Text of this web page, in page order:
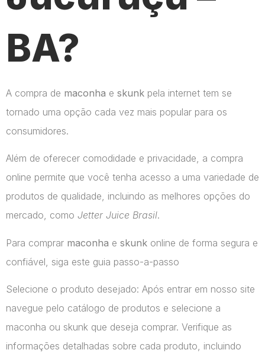
BA?
A compra de maconha e skunk pela internet tem se
tornado uma opção cada vez mais popular para os
consumidores.
Além de oferecer comodidade e privacidade, a compra
online permite que você tenha acesso a uma variedade de
produtos de qualidade, incluindo as melhores opções do
mercado, como Jetter Juice Brasil.
Para comprar maconha e skunk online de forma segura e
confiável, siga este guia passo-a-passo
Selecione o produto desejado: Após entrar em nosso site
navegue pelo catálogo de produtos e selecione a
maconha ou skunk que deseja comprar. Verifique as
informações detalhadas sobre cada produto, incluindo